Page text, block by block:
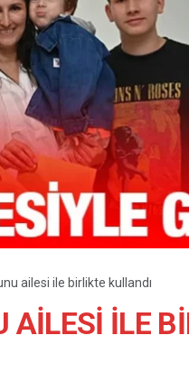
ailesi ile birlikte kullandı
AILESI ILE